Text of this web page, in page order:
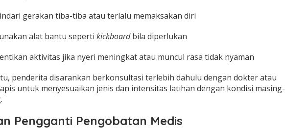
gerakan tiba-tiba atau terlalu memaksakan diri
alat bantu seperti kickboardbila diperlukan
aktivitas jika nyeri meningkat atau muncul rasa tidak nyaman
penderita disarankan berkonsultasi terlebih dahulu dengan dokter atau
untuk menyesuaikan jenis dan intensitas latihan dengan kondisi masing-
Pengganti Pengobatan Medis